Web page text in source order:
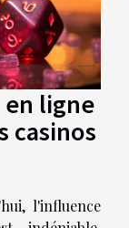
ligne
casinos
l'influence